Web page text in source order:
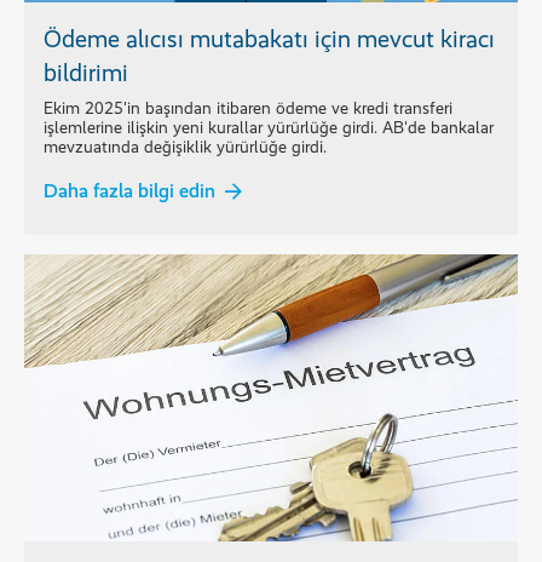
Ödeme alıcısı mutabakatı için mevcut kiracı
bildirimi
Ekim 2025'in başından itibaren ödeme ve kredi transferi
işlemlerine ilişkin yeni kurallar yürürlüğe girdi. AB'de bankalar
mevzuatında değişiklik yürürlüğe girdi.
Daha fazla bilgi edin